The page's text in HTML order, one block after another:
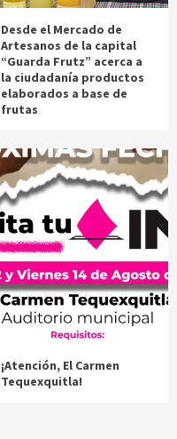
Desde el Mercado de
Artesanos de la capital
“Guarda Frutz” acerca a
la ciudadanía productos
elaborados a base de
frutas
¡Atención, El Carmen
Tequexquitla!